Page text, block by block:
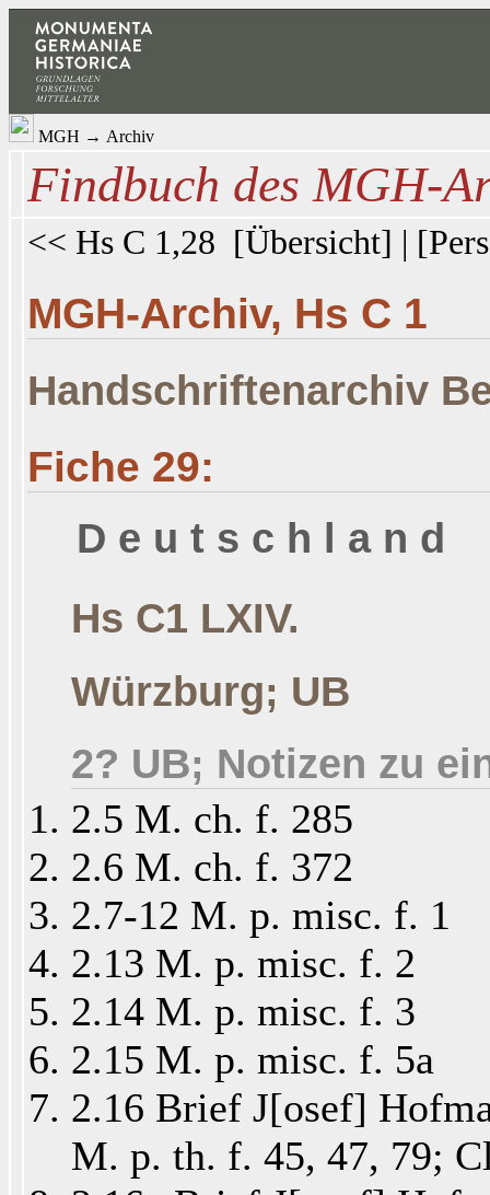
MGH → Archiv
Findbuch des MGH-
<< Hs C 1,28 [Übersicht] | [
MGH-Archiv, Hs C 1
Handschriftenarchiv
Fiche 29:
D e u t s c h l a n d
Hs C1 LXIV.
Würzburg; UB
2? UB; Notizen zu
2.5 M. ch. f. 285
2.6 M. ch. f. 372
2.7-12 M. p. misc. f. 1
2.13 M. p. misc. f. 2
2.14 M. p. misc. f. 3
2.15 M. p. misc. f. 5a
2.16 Brief J[osef]
M. p. th. f. 45, 47, 79;